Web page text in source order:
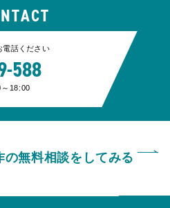
電話ください
588
18:00
の無料相談をしてみる